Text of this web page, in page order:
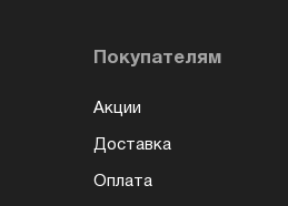
Покупателям
Акции
Доставка
Оплата